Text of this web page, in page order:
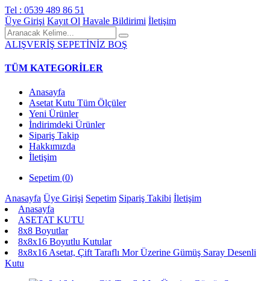
Tel : 0539 489 86 51
Üye Girişi Kayıt Ol Havale Bildirimi İletişim
ALIŞVERİŞ SEPETİNİZ BOŞ
TÜM KATEGORİLER
Anasayfa
Asetat Kutu Tüm Ölçüler
Yeni Ürünler
İndirimdeki Ürünler
Sipariş Takip
Hakkımızda
İletişim
Sepetim (0)
Anasayfa Üye Girişi Sepetim Sipariş Takibi İletişim
Anasayfa
ASETAT KUTU
8x8 Boyutlar
8x8x16 Boyutlu Kutular
8x8x16 Asetat, Çift Taraflı Mor Üzerine Gümüş Saray Desenli
Kutu